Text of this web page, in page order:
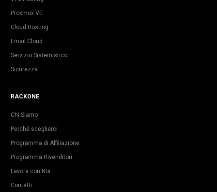
Proxmox VE
Cloud Hosting
Email Cloud
Servizio Sistemistico
Sicurezza
RACKONE
Chi Siamo
Perché sceglierci
Programma di Affiliazione
Programma Rivenditori
Lavora con Noi
Contatti